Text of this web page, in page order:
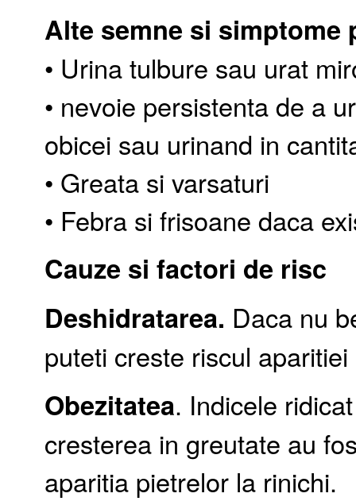
Alte semne si simptome
• Urina tulbure sau urat
• nevoie persistenta de a
obicei sau urinand in
• Greata si varsaturi
• Febra si frisoane daca
Cauze si factori de risc
Deshidratarea. Daca nu
puteti creste riscul
Obezitatea. Indicele
cresterea in greutate au
aparitia pietrelor la rinichi.